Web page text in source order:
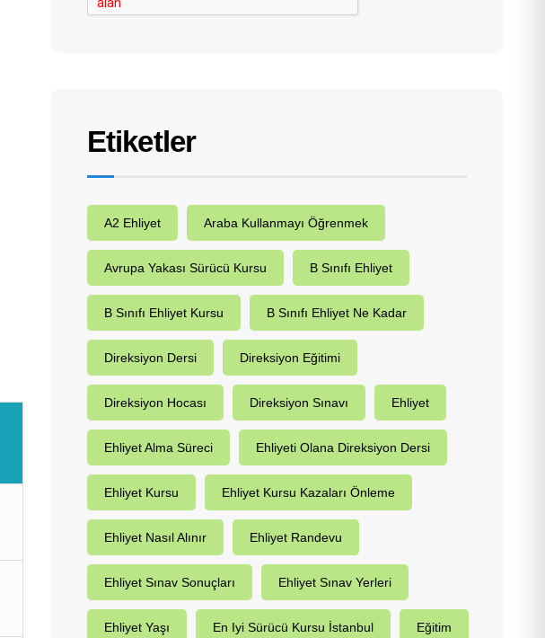
Etiketler
A2 Ehliyet Araba Kullanmayı Öğrenmek
Avrupa Yakası Sürücü Kursu B Sınıfı Ehliyet
B Sınıfı Ehliyet Kursu B Sınıfı Ehliyet Ne Kadar
Direksiyon Dersi Direksiyon Eğitimi
Direksiyon Hocası Direksiyon Sınavı Ehliyet
Ehliyet Alma Süreci Ehliyeti Olana Direksiyon Dersi
Ehliyet Kursu Ehliyet Kursu Kazaları Önleme
Ehliyet Nasıl Alınır Ehliyet Randevu
Ehliyet Sınav Sonuçları Ehliyet Sınav Yerleri
Ehliyet Yaşı En Iyi Sürücü Kursu İstanbul Eğitim